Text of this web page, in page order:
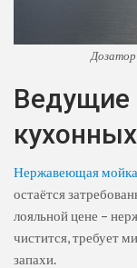
Ведущие
Нержавеющая мойка
остаётся
лояльной цене –
чистится, требует
запахи.